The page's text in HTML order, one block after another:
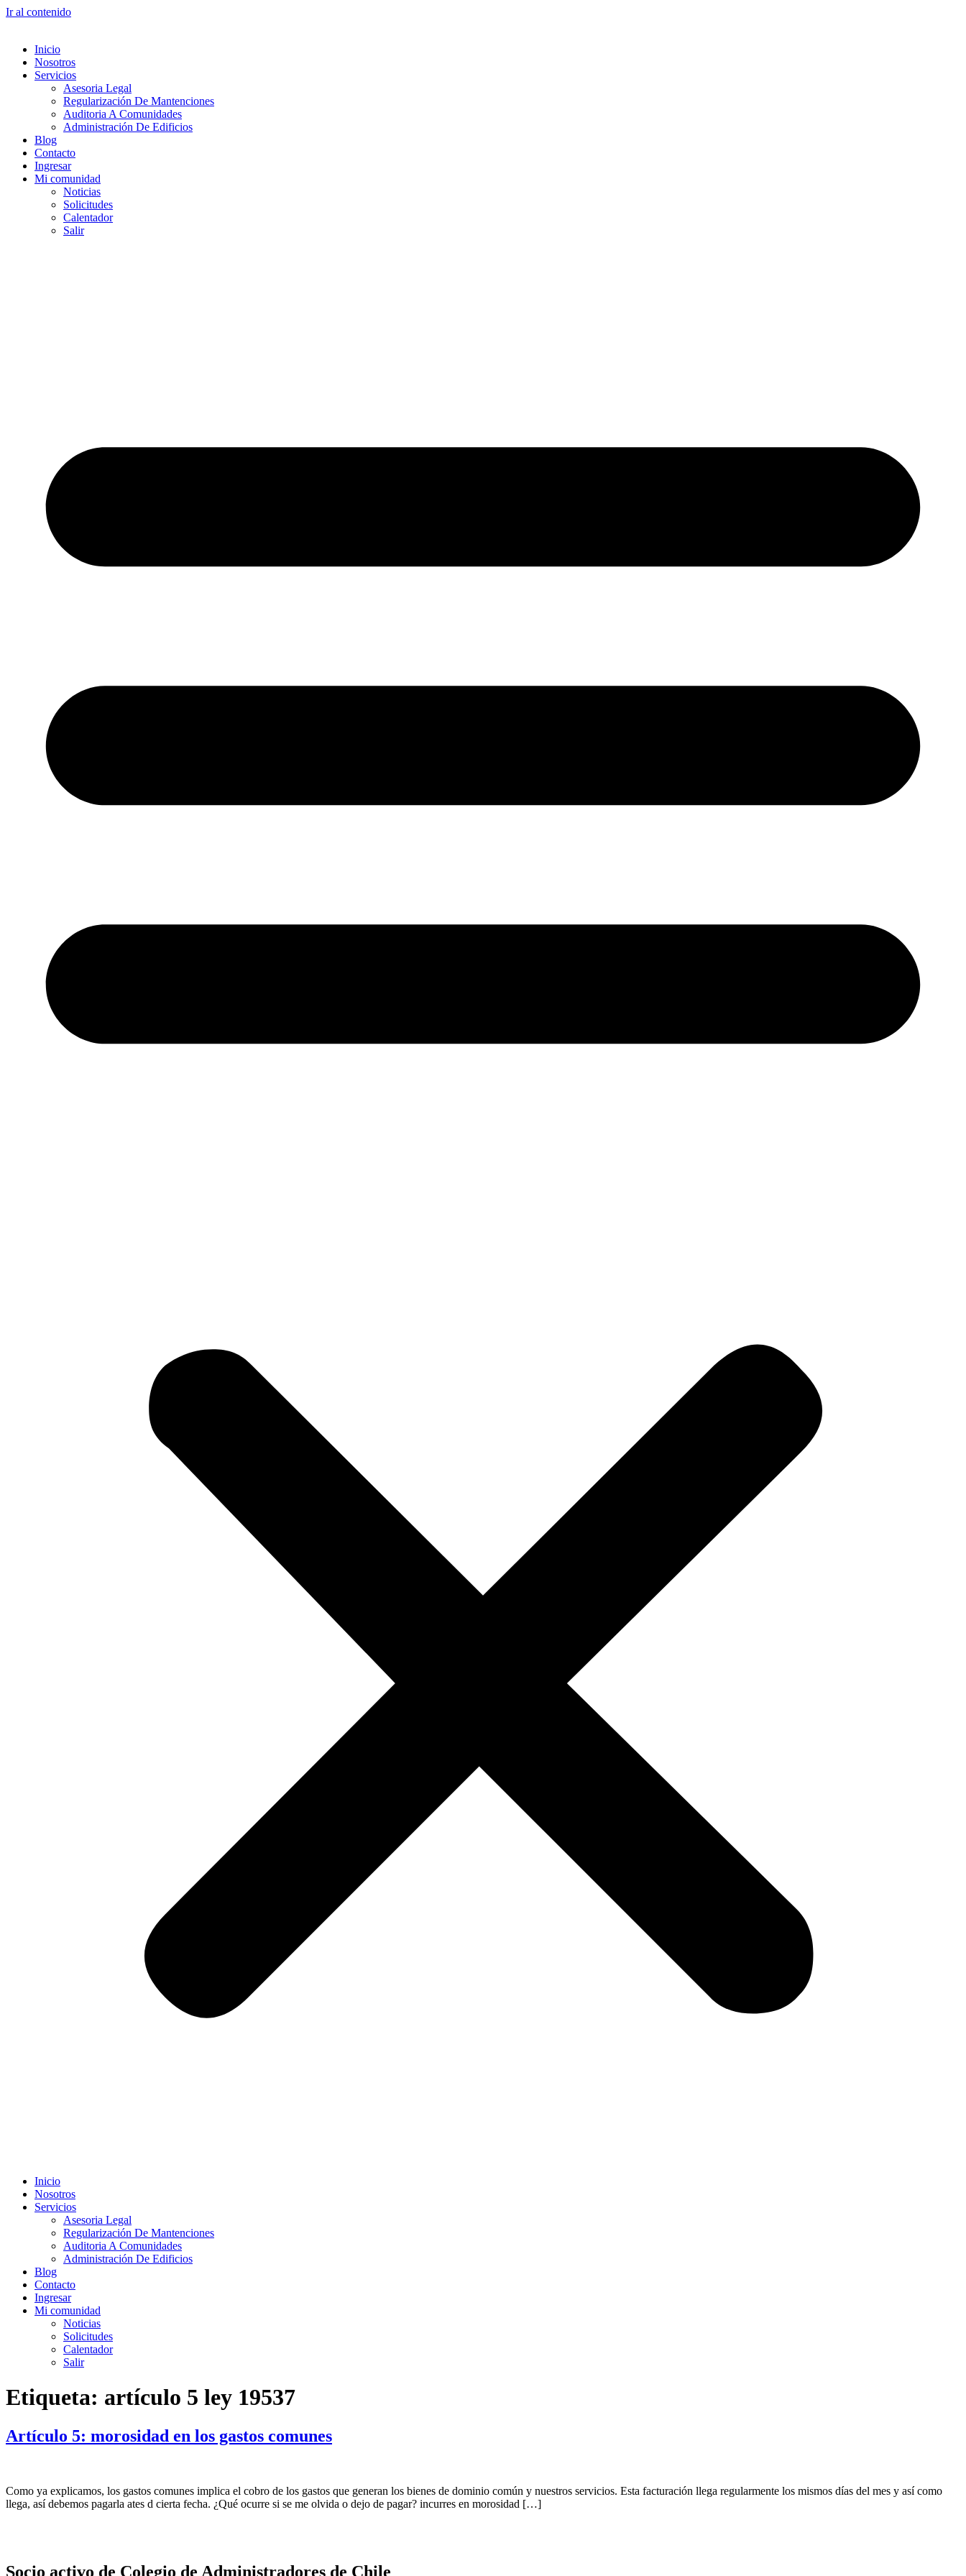
Ir al contenido
Inicio
Nosotros
Servicios
Asesoria Legal
Regularización De Mantenciones
Auditoria A Comunidades
Administración De Edificios
Blog
Contacto
Ingresar
Mi comunidad
Noticias
Solicitudes
Calentador
Salir
Inicio
Nosotros
Servicios
Asesoria Legal
Regularización De Mantenciones
Auditoria A Comunidades
Administración De Edificios
Blog
Contacto
Ingresar
Mi comunidad
Noticias
Solicitudes
Calentador
Salir
Etiqueta: artículo 5 ley 19537
Artículo 5: morosidad en los gastos comunes
Como ya explicamos, los gastos comunes implica el cobro de los gastos que generan los bienes de dominio común y nuestros servicios. Esta facturación llega regularmente los mismos días del mes y así como
llega, así debemos pagarla ates d cierta fecha. ¿Qué ocurre si se me olvida o dejo de pagar? incurres en morosidad […]
Socio activo de Colegio de Administradores de Chile